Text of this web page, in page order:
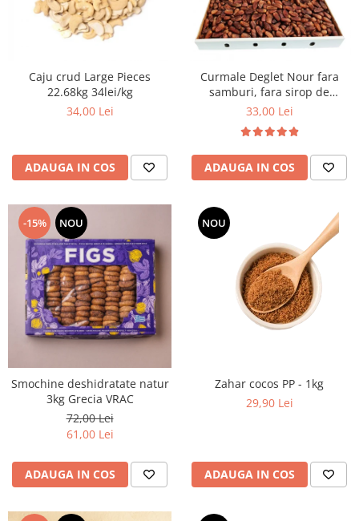
Caju crud Large Pieces
22.68kg 34lei/kg
34,00 Lei
ADAUGA IN COS
Curmale Deglet Nour fara
samburi, fara sirop de
glucoza 5 kg VRAC
33,00 Lei
ADAUGA IN COS
-15% NOU
Smochine deshidratate natur
3kg Grecia VRAC
72,00 Lei
61,00 Lei
ADAUGA IN COS
NOU
Zahar cocos PP - 1kg
29,90 Lei
ADAUGA IN COS